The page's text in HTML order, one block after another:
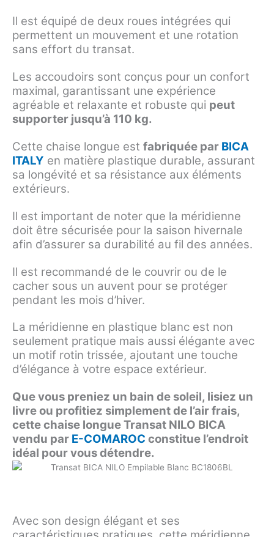
Il est équipé de deux roues intégrées qui
permettent un mouvement et une rotation
sans effort du transat.
Les accoudoirs sont conçus pour un confort
maximal, garantissant une expérience
agréable et relaxante et robuste qui peut
supporter jusqu’à 110 kg.
Cette chaise longue est fabriquée par BICA
ITALY en matière plastique durable, assurant
sa longévité et sa résistance aux éléments
extérieurs.
Il est important de noter que la méridienne
doit être sécurisée pour la saison hivernale
afin d’assurer sa durabilité au fil des années.
Il est recommandé de le couvrir ou de le
cacher sous un auvent pour se protéger
pendant les mois d’hiver.
La méridienne en plastique blanc est non
seulement pratique mais aussi élégante avec
un motif rotin trissée, ajoutant une touche
d’élégance à votre espace extérieur.
Que vous preniez un bain de soleil, lisiez un
livre ou profitiez simplement de l’air frais,
cette chaise longue Transat NILO BICA
vendu par E-COMAROC constitue l’endroit
idéal pour vous détendre.
Avec son design élégant et ses